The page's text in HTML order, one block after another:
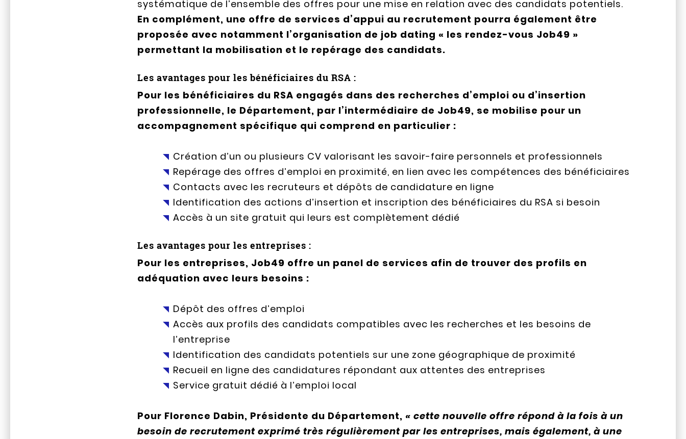
systématique de l’ensemble des offres pour une mise en relation avec des candidats potentiels.
En complément, une offre de services d’appui au recrutement pourra également être
proposée avec notamment l’organisation de job dating « les rendez-vous Job49 »
permettant la mobilisation et le repérage des candidats.
Les avantages pour les bénéficiaires du RSA :
Pour les bénéficiaires du RSA engagés dans des recherches d’emploi ou d’insertion
professionnelle, le Département, par l’intermédiaire de Job49, se mobilise pour un
accompagnement spécifique qui comprend en particulier :
Création d’un ou plusieurs CV valorisant les savoir-faire personnels et professionnels
Repérage des offres d’emploi en proximité, en lien avec les compétences des bénéficiaires
Contacts avec les recruteurs et dépôts de candidature en ligne
Identification des actions d’insertion et inscription des bénéficiaires du RSA si besoin
Accès à un site gratuit qui leurs est complètement dédié
Les avantages pour les entreprises :
Pour les entreprises, Job49 offre un panel de services afin de trouver des profils en
adéquation avec leurs besoins :
Dépôt des offres d’emploi
Accès aux profils des candidats compatibles avec les recherches et les besoins de
l’entreprise
Identification des candidats potentiels sur une zone géographique de proximité
Recueil en ligne des candidatures répondant aux attentes des entreprises
Service gratuit dédié à l’emploi local
Pour Florence Dabin, Présidente du Département, « cette nouvelle offre répond à la fois à un
besoin de recrutement exprimé très régulièrement par les entreprises, mais également, à une